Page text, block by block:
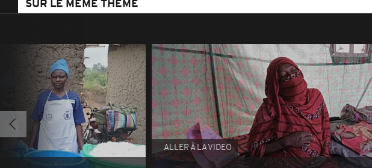
SUR LE MÊME THÈME
ALLER À LA VIDEO